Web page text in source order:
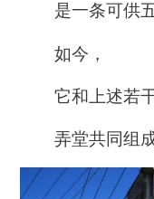
是一条可供五
如今，
它和上述若干
弄堂共同组成